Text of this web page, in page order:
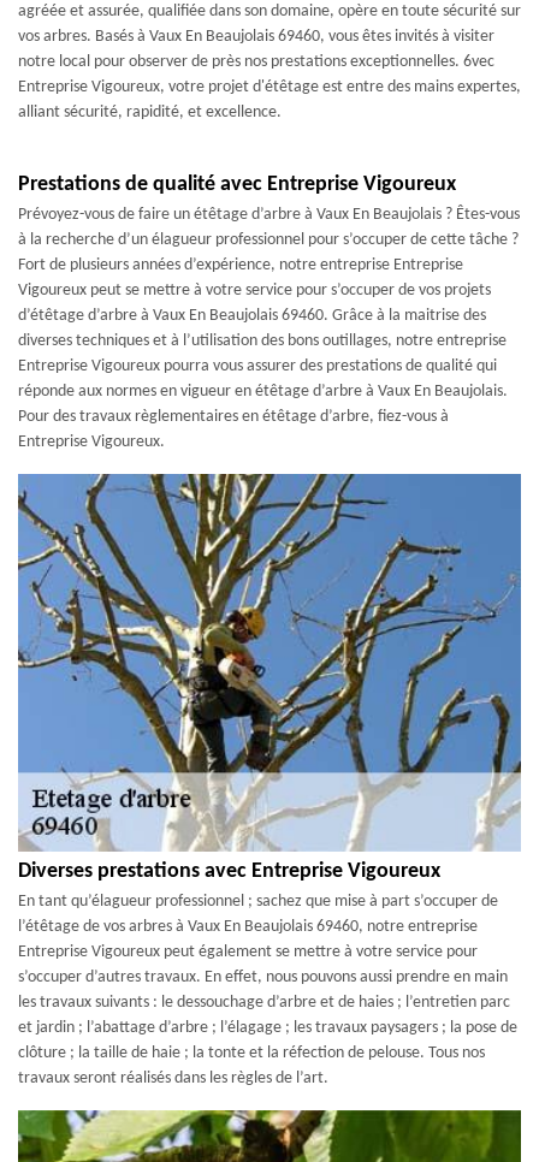
agréée et assurée, qualifiée dans son domaine, opère en toute sécurité sur
vos arbres. Basés à Vaux En Beaujolais 69460, vous êtes invités à visiter
notre local pour observer de près nos prestations exceptionnelles. 6vec
Entreprise Vigoureux, votre projet d'étêtage est entre des mains expertes,
alliant sécurité, rapidité, et excellence.
Prestations de qualité avec Entreprise Vigoureux
Prévoyez-vous de faire un étêtage d’arbre à Vaux En Beaujolais ? Êtes-vous
à la recherche d’un élagueur professionnel pour s’occuper de cette tâche ?
Fort de plusieurs années d’expérience, notre entreprise Entreprise
Vigoureux peut se mettre à votre service pour s’occuper de vos projets
d’étêtage d’arbre à Vaux En Beaujolais 69460. Grâce à la maitrise des
diverses techniques et à l’utilisation des bons outillages, notre entreprise
Entreprise Vigoureux pourra vous assurer des prestations de qualité qui
réponde aux normes en vigueur en étêtage d’arbre à Vaux En Beaujolais.
Pour des travaux règlementaires en étêtage d’arbre, fiez-vous à
Entreprise Vigoureux.
Diverses prestations avec Entreprise Vigoureux
En tant qu’élagueur professionnel ; sachez que mise à part s’occuper de
l’étêtage de vos arbres à Vaux En Beaujolais 69460, notre entreprise
Entreprise Vigoureux peut également se mettre à votre service pour
s’occuper d’autres travaux. En effet, nous pouvons aussi prendre en main
les travaux suivants : le dessouchage d’arbre et de haies ; l’entretien parc
et jardin ; l’abattage d’arbre ; l’élagage ; les travaux paysagers ; la pose de
clôture ; la taille de haie ; la tonte et la réfection de pelouse. Tous nos
travaux seront réalisés dans les règles de l’art.